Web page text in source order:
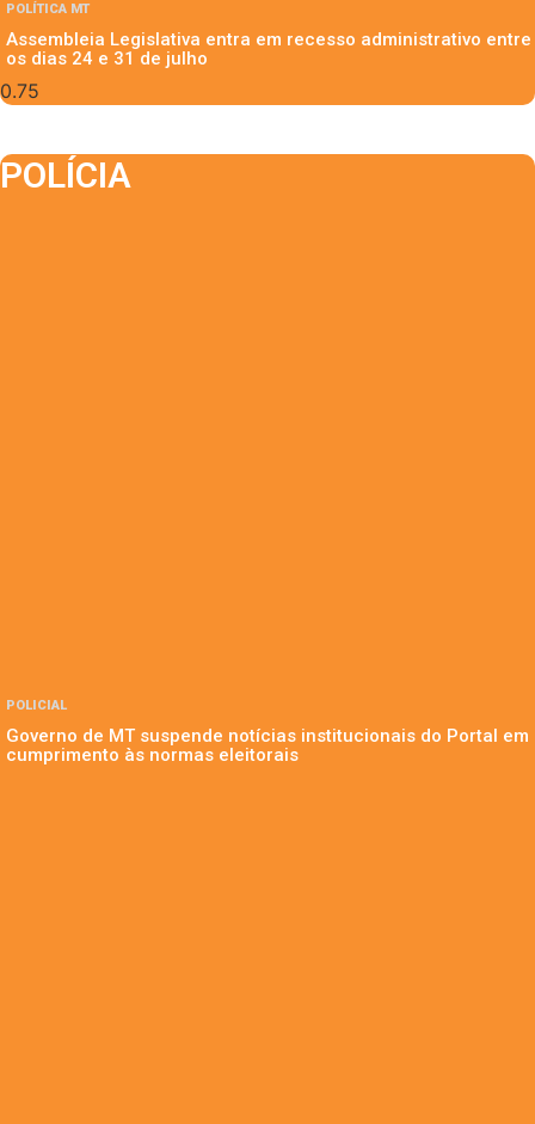
POLÍTICA MT
Assembleia Legislativa entra em recesso administrativo entre
os dias 24 e 31 de julho
POLÍCIA
POLICIAL
Governo de MT suspende notícias institucionais do Portal em
cumprimento às normas eleitorais